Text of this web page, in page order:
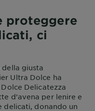
proteggere
ci
giusta
Ultra Dolce ha
Delicatezza
d'avena per lenire e
delicati, donando un